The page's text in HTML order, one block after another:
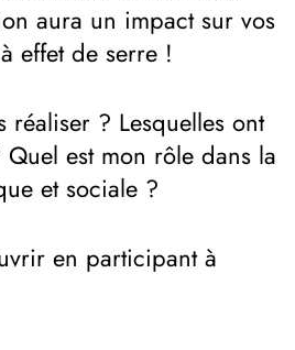
aura un impact sur vos
effet de serre !
réaliser ? Lesquelles ont
est mon rôle dans la
et sociale ?
en participant à